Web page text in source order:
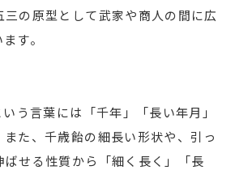
の原型として武家や商人の間に広
す。
う言葉には「千年」「長い年月」
た、千歳飴の細長い形状や、引っ
ばせる性質から「細く長く」「長